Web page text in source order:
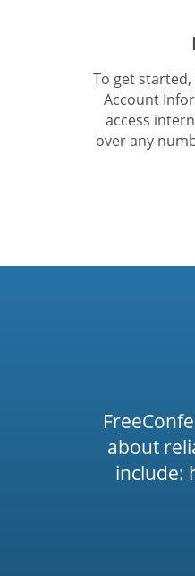
To get
Account
access
over any
about
include: